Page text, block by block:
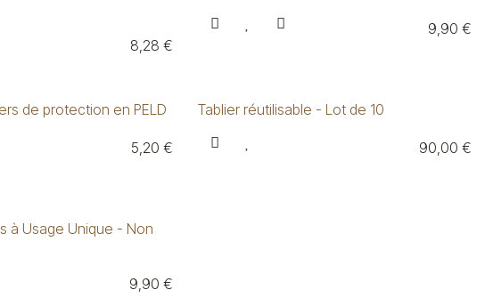
8,28 €
9,90 €
de protection en PELD
5,20 €
Tablier réutilisable - Lot de 10
90,00 €
à Usage Unique - Non
9,90 €